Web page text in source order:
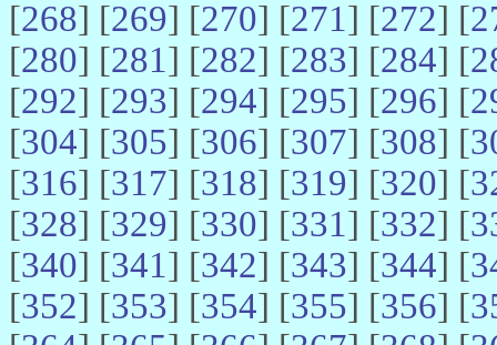
[268] [269] [270] [271] [272] [
[280] [281] [282] [283] [284] [
[292] [293] [294] [295] [296] [
[304] [305] [306] [307] [308] [
[316] [317] [318] [319] [320] [
[328] [329] [330] [331] [332] [
[340] [341] [342] [343] [344] [
[352] [353] [354] [355] [356] [